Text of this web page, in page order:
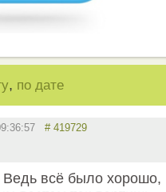
, по дате
# 419729
Ведь всё было хорошо,